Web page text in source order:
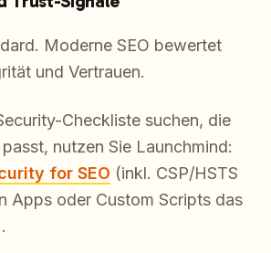
Moderne SEO bewertet
und Vertrauen.
Checkliste suchen, die
nutzen Sie Launchmind:
for SEO (inkl. CSP/HSTS
Apps oder Custom Scripts das